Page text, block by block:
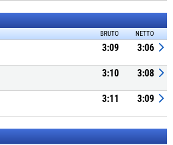
BRUTO NETTO
3:09 3:06
3:10 3:08
3:11 3:09